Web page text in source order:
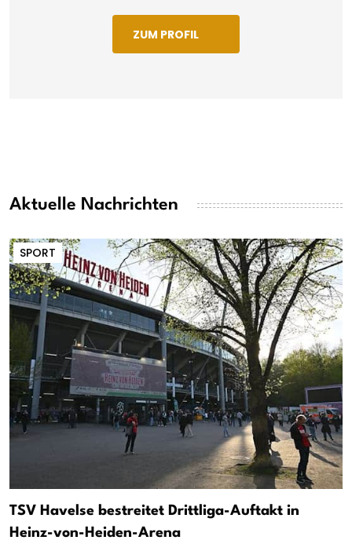
ZUM PROFIL
Aktuelle Nachrichten
SPORT
TSV Havelse bestreitet Drittliga-Auftakt in
Heinz-von-Heiden-Arena